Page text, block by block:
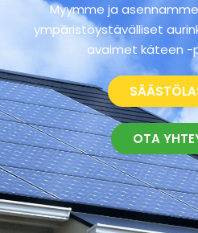
Myymme ja
ympäristöystävälliset
avaimet käteen -
OTA